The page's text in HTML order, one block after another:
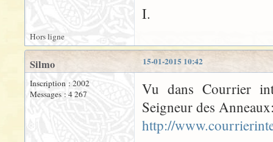
I.
Hors ligne
15-01-2015 10:42
Silmo
Inscription : 2002
Messages : 4 267
Vu dans Courrier
Seigneur des
http://